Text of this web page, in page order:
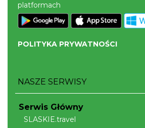
platformach
POLITYKA PRYWATNOŚCI
NASZE SERWISY
Serwis Główny
SLASKIE.travel